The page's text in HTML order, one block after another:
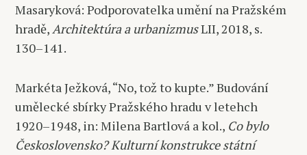
Masaryková: Podporovatelka umění na Pražském
hradě,Architektúra a urbanizmusLII, 2018, s.
130–141.
Markéta Ježková, “No, tož to kupte.” Budování
umělecké sbírky Pražského hradu v letehch
1920–1948, in: Milena Bartlová a kol., Co bylo
Československo? Kulturní konstrukce státní